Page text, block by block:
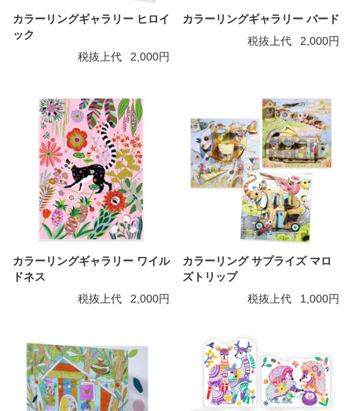
カラーリングギャラリー ヒロイ
ック
税抜上代
2,000円
カラーリングギャラリー バード
税抜上代
2,000円
カラーリングギャラリー ワイル
ドネス
税抜上代
2,000円
カラーリング サプライズ マロ
ズトリップ
税抜上代
1,000円